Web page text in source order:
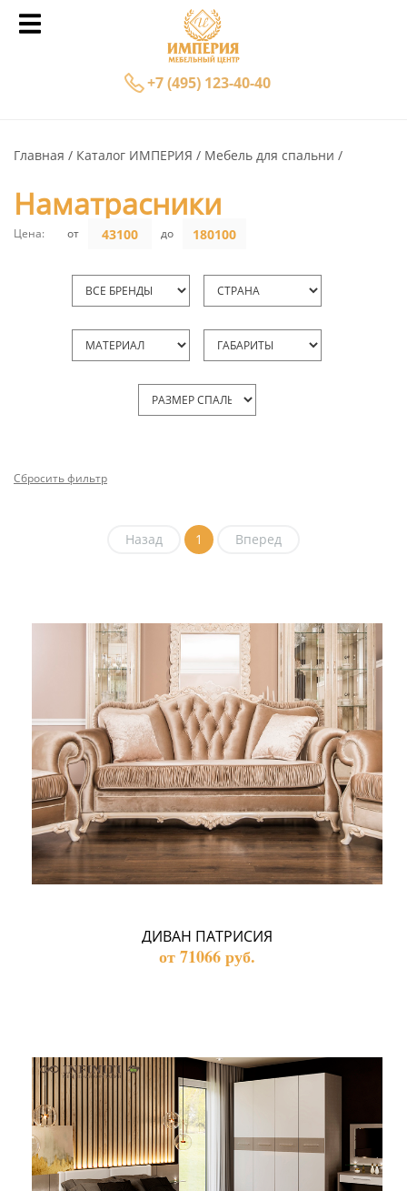
+7 (495) 123-40-40
Главная Каталог ИМПЕРИЯ Мебель для спальни
Наматрасники
Цена: от до
Сбросить фильтр
Назад 1 Вперед
ДИВАН ПАТРИСИЯ
от 71066 руб.